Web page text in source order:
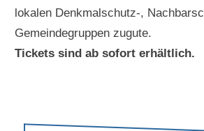
lokalen Denkmalschutz-,
Gemeindegruppen zugute.
Tickets sind ab sofort erhältlich.